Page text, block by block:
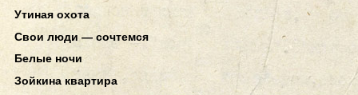
Утиная охота
Свои люди — сочтемся
Белые ночи
Зойкина квартира